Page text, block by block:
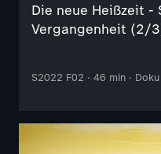
Die neue Heißzeit -
Vergangenheit (2/
S2022 F02 · 46 min · Doku